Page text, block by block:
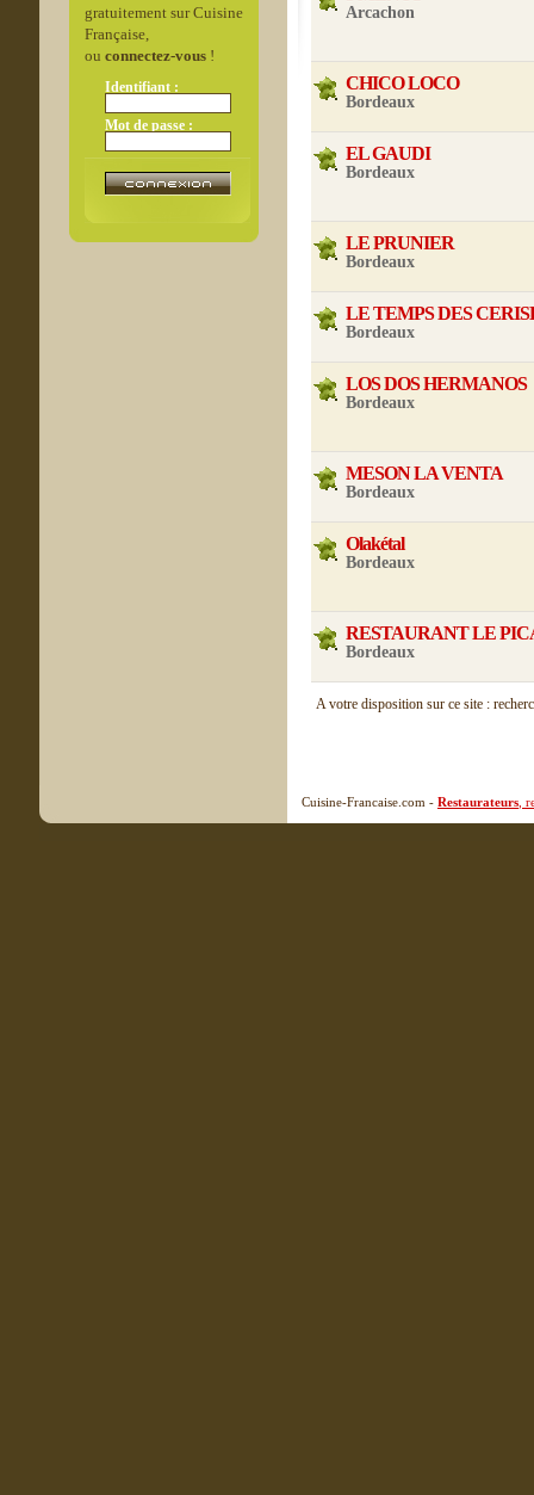
gratuitement sur Cuisine
Française,
ou connectez-vous!
Identifiant :
Mot de passe :
Arcachon
CHICO LOCO
Bordeaux
EL GAUDI
Bordeaux
LE PRUNIER
Bordeaux
LE TEMPS DES
Bordeaux
LOS DOS HERMANOS
Bordeaux
MESON LA VENTA
Bordeaux
Olakétal
Bordeaux
RESTAURANT LE
Bordeaux
A votre disposition sur ce site :
Cuisine-Francaise.com - Restaurateurs ,